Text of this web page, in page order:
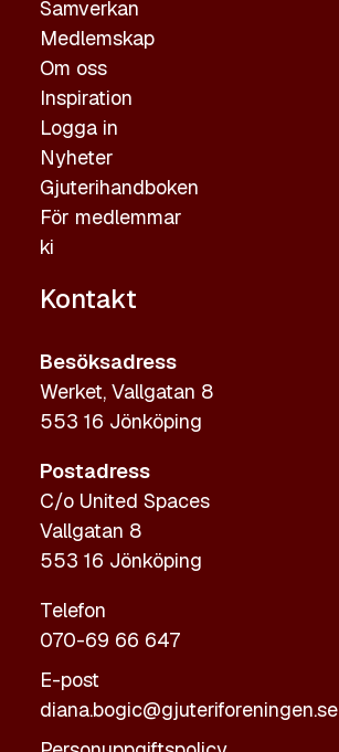
Samverkan
Medlemskap
Om oss
Inspiration
Logga in
Nyheter
Gjuterihandboken
För medlemmar
ki
Kontakt
Besöksadress
Werket, Vallgatan 8
553 16 Jönköping
Postadress
C/o United Spaces
Vallgatan 8
553 16 Jönköping
Telefon
070-69 66 647
E-post
diana.bogic@gjuteriforeningen.se